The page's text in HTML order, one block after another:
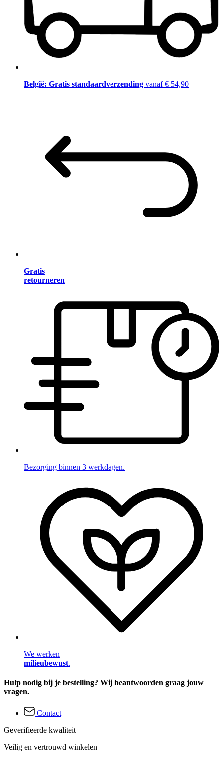
België: Gratis standaardverzending vanaf € 54,90
Gratis
retourneren
Bezorging binnen 3 werkdagen.
We werken
milieubewust.
Hulp nodig bij je bestelling? Wij beantwoorden graag jouw
vragen.
Contact
Geverifieerde kwaliteit
Veilig en vertrouwd winkelen